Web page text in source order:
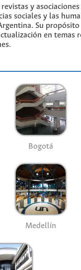
y
sociales y las
Su
en temas
Bogotá
Medellín